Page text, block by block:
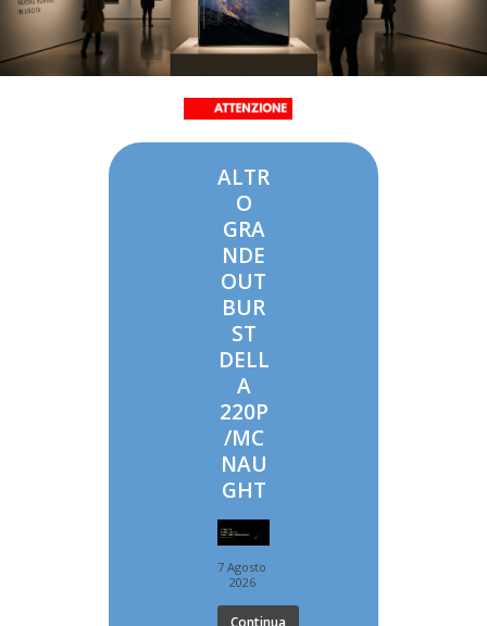
ALTR
O
GRA
NDE
OUT
BUR
ST
DELL
A
220P
/MC
NAU
GHT
7 Agosto
2026
Continua